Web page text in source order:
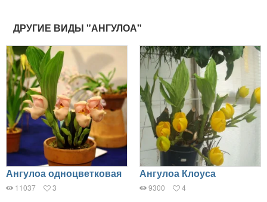
ДРУГИЕ ВИДЫ "АНГУЛОА"
Ангулоа одноцветковая
11037 3
Ангулоа Клоуса
9300 4